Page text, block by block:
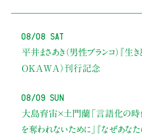
08/08 Sat
平井まさあき（男性ブランコ） 『生
OKAWA）刊行記念
08/09 Sun
大島育宙×土門蘭 「言語化の
を奪われないために」
『なぜあな